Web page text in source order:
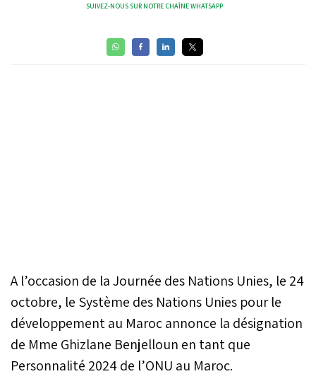
SUIVEZ-NOUS SUR NOTRE CHAÎNE WHATSAPP
A l’occasion de la Journée des Nations Unies, le 24
octobre, le Système des Nations Unies pour le
développement au Maroc annonce la désignation
de Mme Ghizlane Benjelloun en tant que
Personnalité 2024 de l’ONU au Maroc.